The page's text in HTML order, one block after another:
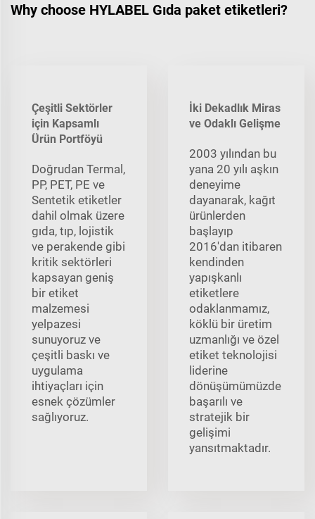
Why choose HYLABEL Gıda paket etiketleri?
Çeşitli Sektörler
için Kapsamlı
Ürün Portföyü
Doğrudan Termal,
PP, PET, PE ve
Sentetik etiketler
dahil olmak üzere
gıda, tıp, lojistik
ve perakende gibi
kritik sektörleri
kapsayan geniş
bir etiket
malzemesi
yelpazesi
sunuyoruz ve
çeşitli baskı ve
uygulama
ihtiyaçları için
esnek çözümler
sağlıyoruz.
İki Dekadlık Miras
ve Odaklı Gelişme
2003 yılından bu
yana 20 yılı aşkın
deneyime
dayanarak, kağıt
ürünlerden
başlayıp
2016'dan itibaren
kendinden
yapışkanlı
etiketlere
odaklanmamız,
köklü bir üretim
uzmanlığı ve özel
etiket teknolojisi
liderine
dönüşümümüzde
başarılı ve
stratejik bir
gelişimi
yansıtmaktadır.